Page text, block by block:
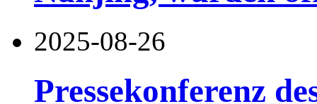
2025-08-26
Pressekonferenz